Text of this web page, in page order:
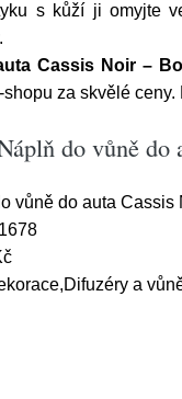
s kůží ji omyjte
Cassis Noir –
za skvělé
do vůně
vůně do auta Cassis
a